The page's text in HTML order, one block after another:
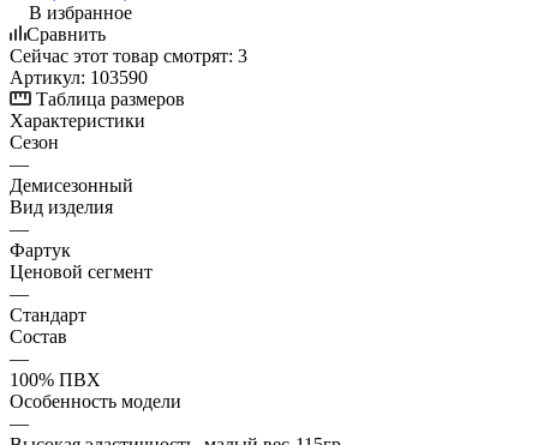
В избранное
Сравнить
Сейчас этот товар смотрят: 3
Артикул: 103590
Таблица размеров
Характеристики
Сезон
—
Демисезонный
Вид изделия
—
Фартук
Ценовой сегмент
—
Стандарт
Состав
—
100% ПВХ
Особенность модели
—